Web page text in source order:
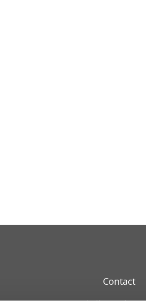
Contact